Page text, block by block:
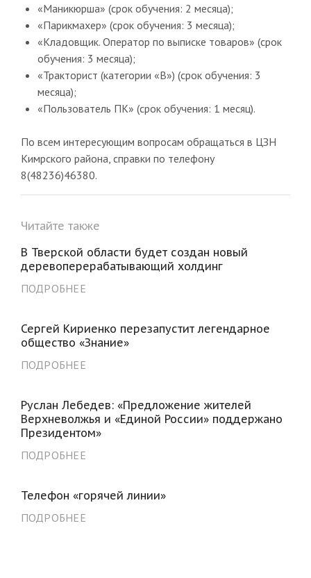
«Маникюрша» (срок обучения: 2 месяца);
«Парикмахер» (срок обучения: 3 месяца);
«Кладовщик. Оператор по выписке товаров» (срок
обучения: 3 месяца);
«Тракторист (категории «В») (срок обучения: 3
месяца);
«Пользователь ПК» (срок обучения: 1 месяц).
По всем интересующим вопросам обращаться в ЦЗН
Кимрского района, справки по телефону
8(48236)46380.
Читайте также
В Тверской области будет создан новый
деревоперерабатывающий холдинг
ПОДРОБНЕЕ
Сергей Кириенко перезапустит легендарное
общество «Знание»
ПОДРОБНЕЕ
Руслан Лебедев: «Предложение жителей
Верхневолжья и «Единой России» поддержано
Президентом»
ПОДРОБНЕЕ
Телефон «горячей линии»
ПОДРОБНЕЕ